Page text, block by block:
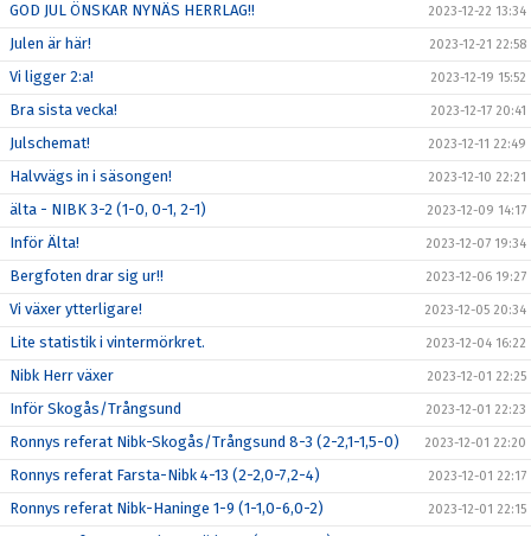
GOD JUL ÖNSKAR NYNÄS HERRLAG!! 2023-12-22 13:34
Julen är här! 2023-12-21 22:58
Vi ligger 2:a! 2023-12-19 15:52
Bra sista vecka! 2023-12-17 20:41
Julschemat! 2023-12-11 22:49
Halvvägs in i säsongen! 2023-12-10 22:21
älta - NIBK 3-2 (1-0, 0-1, 2-1) 2023-12-09 14:17
Inför Älta! 2023-12-07 19:34
Bergfoten drar sig ur!! 2023-12-06 19:27
Vi växer ytterligare! 2023-12-05 20:34
Lite statistik i vintermörkret. 2023-12-04 16:22
Nibk Herr växer 2023-12-01 22:25
Inför Skogås/Trångsund 2023-12-01 22:23
Ronnys referat Nibk-Skogås/Trångsund 8-3 (2-2,1-1,5-0) 2023-12-01 22:20
Ronnys referat Farsta-Nibk 4-13 (2-2,0-7,2-4) 2023-12-01 22:17
Ronnys referat Nibk-Haninge 1-9 (1-1,0-6,0-2) 2023-12-01 22:15